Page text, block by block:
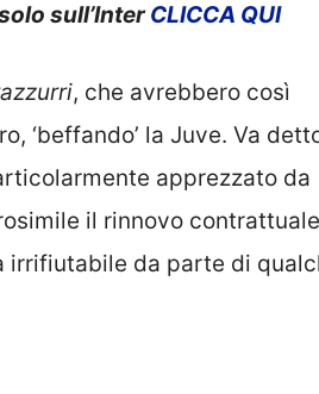
sull’InterCLICCA QUI
, che avrebbero così
‘beffando’ la Juve. Va
apprezzato da
il rinnovo
irrifiutabile da parte di